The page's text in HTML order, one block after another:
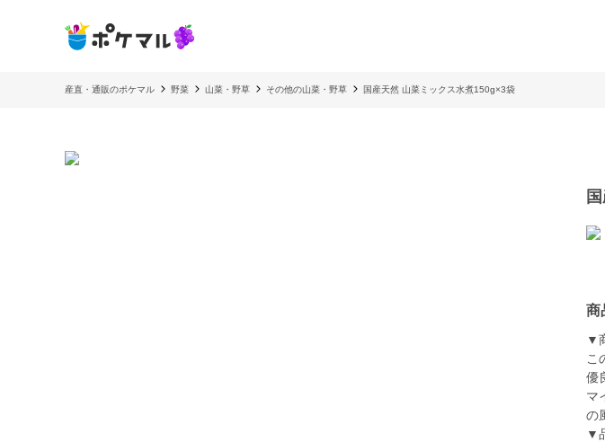
産直・通販のポケマル 野菜 山菜・野草 その他の山菜・野草 国産天然 山菜ミックス水煮150g×3袋
商
▼
こ
優
マ
の
▼